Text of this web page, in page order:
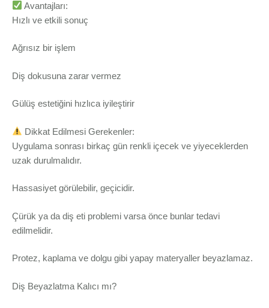
Avantajları:
Hızlı ve etkili sonuç
Ağrısız bir işlem
Diş dokusuna zarar vermez
Gülüş estetiğini hızlıca iyileştirir
Dikkat Edilmesi Gerekenler:
Uygulama sonrası birkaç gün renkli içecek ve yiyeceklerden
uzak durulmalıdır.
Hassasiyet görülebilir, geçicidir.
Çürük ya da diş eti problemi varsa önce bunlar tedavi
edilmelidir.
Protez, kaplama ve dolgu gibi yapay materyaller beyazlamaz.
Diş Beyazlatma Kalıcı mı?